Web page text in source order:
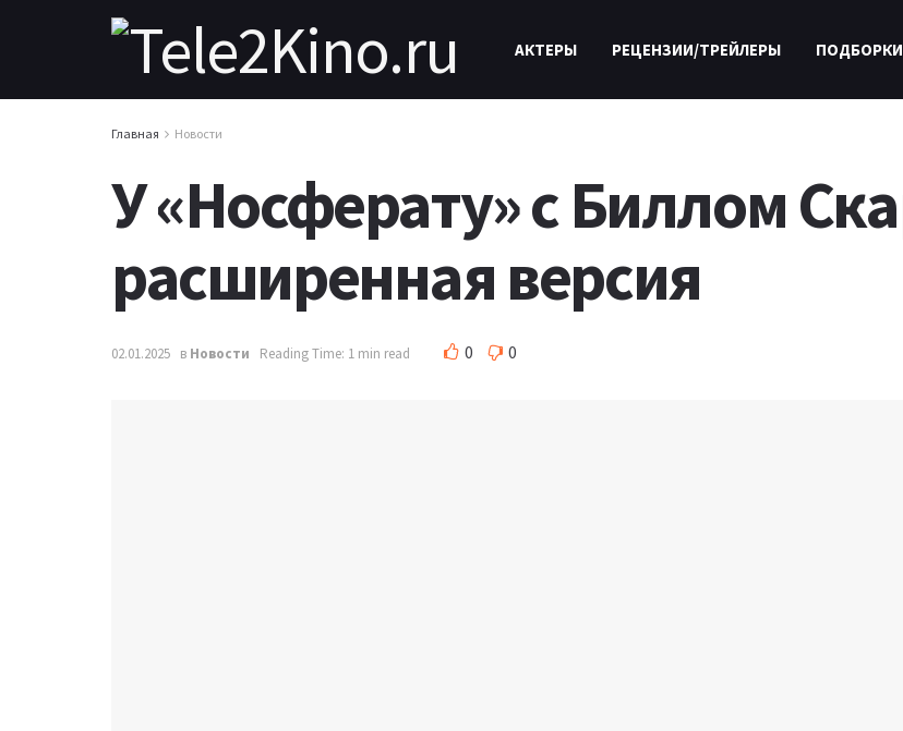
АКТЕРЫ РЕЦЕНЗИИ/ТРЕЙЛЕРЫ ПОДБОРКИ
Главная Новости
У «Носферату» с Биллом
расширенная версия
02.01.2025 в Новости Reading Time: 1 min read 0 0